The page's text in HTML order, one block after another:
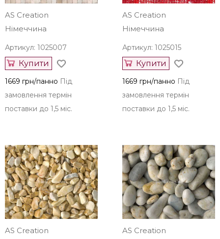
AS Creation
Німеччина
Артикул: 1025007
Купити
1669 грн/панно Під
замовлення термін
поставки до 1,5 міс.
AS Creation
Німеччина
Артикул: 1025015
Купити
1669 грн/панно Під
замовлення термін
поставки до 1,5 міс.
AS Creation
AS Creation